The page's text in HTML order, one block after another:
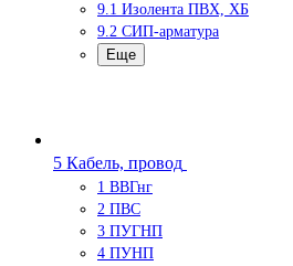
9.1 Изолента ПВХ, ХБ
9.2 СИП-арматура
Еще
5 Кабель, провод
1 ВВГнг
2 ПВС
3 ПУГНП
4 ПУНП